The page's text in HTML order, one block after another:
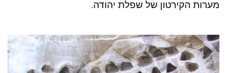
מערות הקירטון של שפלת יהודה.